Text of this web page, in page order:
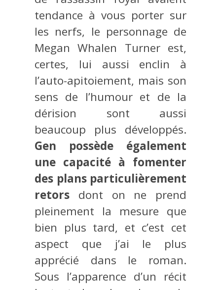
tendance à vous porter sur
les nerfs, le personnage de
Megan Whalen Turner est,
certes, lui aussi enclin à
l’auto-apitoiement, mais son
sens de l’humour et de la
dérision sont aussi
beaucoup plus développés.
Gen possède également
une capacité à fomenter
des plans particulièrement
retors dont on ne prend
pleinement la mesure que
bien plus tard, et c’est cet
aspect que j’ai le plus
apprécié dans le roman.
Sous l’apparence d’un récit